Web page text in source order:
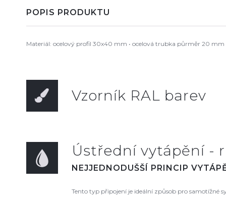
POPIS PRODUKTU
Materiál: ocelový profil 30x40 mm • ocelová trubka půrměr 20 mm
Vzorník RAL barev
Ústřední vytápění -
NEJJEDNODUŠŠÍ PRINCIP
Tento typ připojení je ideální způsob pro samotížné